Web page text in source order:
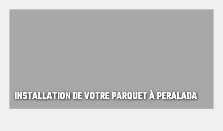
INSTALLATION DE VOTRE PARQUET À PERALADA